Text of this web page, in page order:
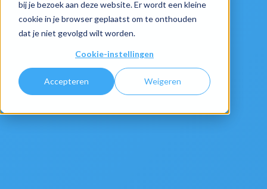
bij je bezoek aan deze website. Er wordt een kleine
cookie in je browser geplaatst om te onthouden
dat je niet gevolgd wilt worden.
Cookie-instellingen
Accepteren Weigeren